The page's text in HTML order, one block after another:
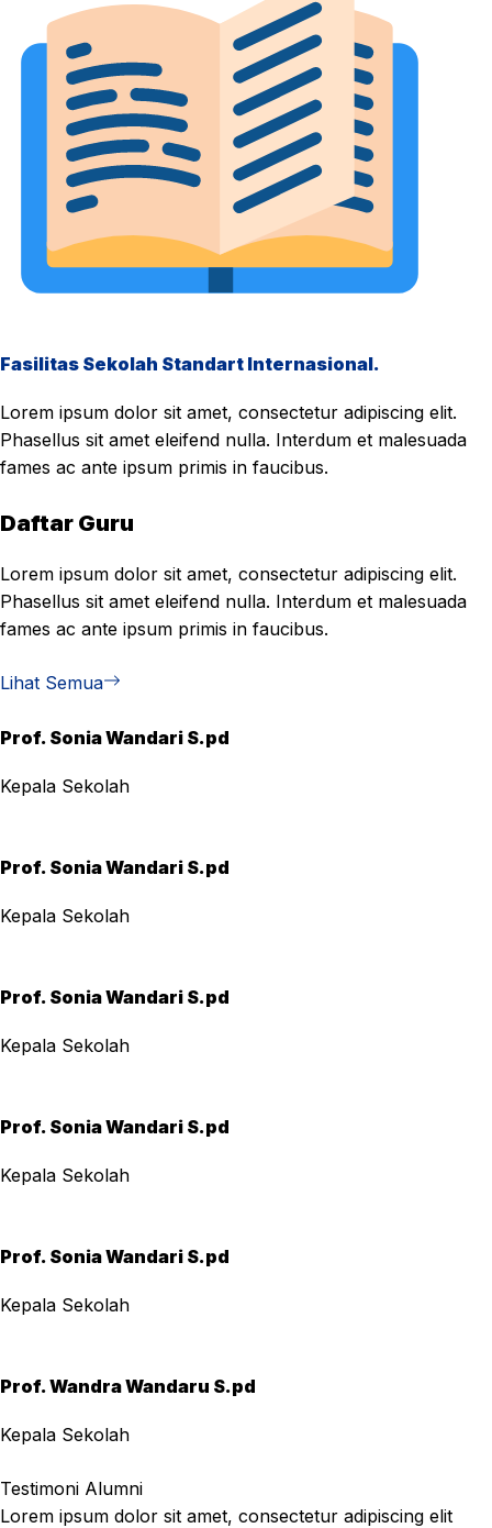
Fasilitas Sekolah Standart Internasional.
Lorem ipsum dolor sit amet, consectetur adipiscing elit.
Phasellus sit amet eleifend nulla. Interdum et malesuada
fames ac ante ipsum primis in faucibus.
Daftar Guru
Lorem ipsum dolor sit amet, consectetur adipiscing elit.
Phasellus sit amet eleifend nulla. Interdum et malesuada
fames ac ante ipsum primis in faucibus.
Lihat Semua
Prof. Sonia Wandari S.pd
Kepala Sekolah
Prof. Sonia Wandari S.pd
Kepala Sekolah
Prof. Sonia Wandari S.pd
Kepala Sekolah
Prof. Sonia Wandari S.pd
Kepala Sekolah
Prof. Sonia Wandari S.pd
Kepala Sekolah
Prof. Wandra Wandaru S.pd
Kepala Sekolah
Testimoni Alumni
Lorem ipsum dolor sit amet, consectetur adipiscing elit